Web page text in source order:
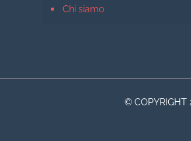
Chi siamo
© COPYRIGHT